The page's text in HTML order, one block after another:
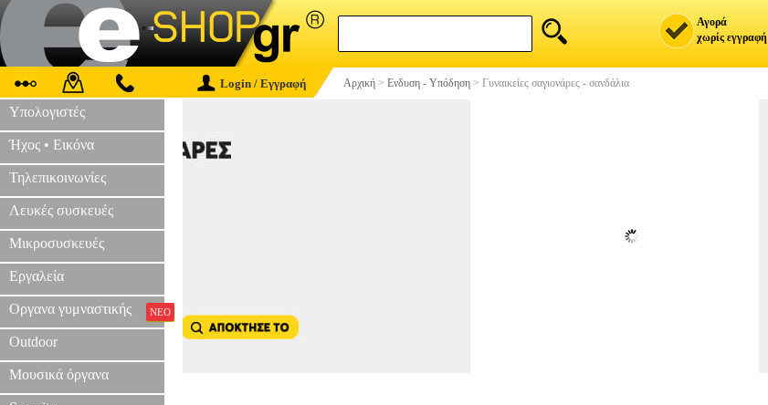
Αγορά
χωρίς εγγραφή
Login / Εγγραφή Αρχική > Ενδυση - Υπόδηση > Γυναικείες σαγιονάρες - σανδάλια
Υπολογιστές
Ήχος • Εικόνα
Τηλεπικοινωνίες
Λευκές συσκευές
Μικροσυσκευές
Εργαλεία
Οργανα γυμναστικής ΝΕΟ
Outdoor
Μουσικά όργανα